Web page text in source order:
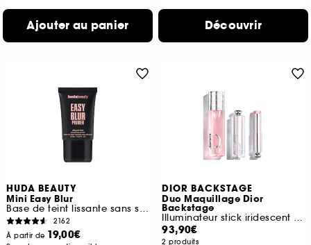
Ajouter au panier Découvrir
HUDA BEAUTY
Mini Easy Blur
Base de teint lissante sans silicone
2162
À partir de 19,00€
DIOR BACKSTAGE
Duo Maquillage Dior
Backstage
Illuminateur stick iridescent et spray fixateur
93,90€
2 produits